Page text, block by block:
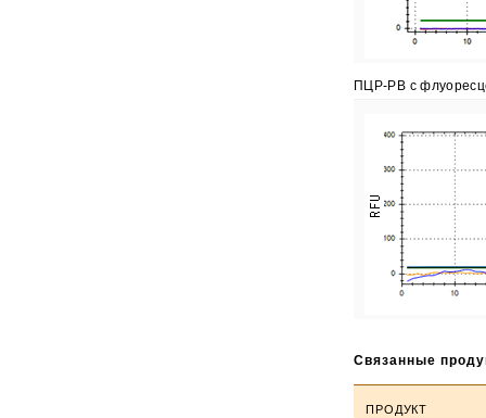
ПЦР-РВ с
Связанные
ПРОДУКТ